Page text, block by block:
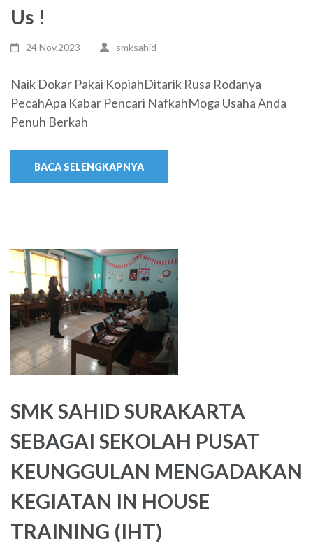
Us !
24 Nov,2023 smksahid
Naik Dokar Pakai KopiahDitarik Rusa Rodanya
PecahApa Kabar Pencari NafkahMoga Usaha Anda
Penuh Berkah
BACA SELENGKAPNYA
SMK SAHID SURAKARTA
SEBAGAI SEKOLAH PUSAT
KEUNGGULAN MENGADAKAN
KEGIATAN IN HOUSE
TRAINING (IHT)